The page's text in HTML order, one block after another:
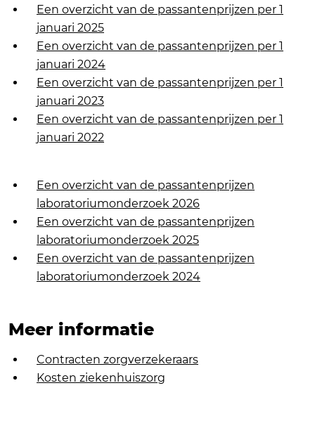
Een overzicht van de passantenprijzen per 1
januari 2025
Een overzicht van de passantenprijzen per 1
januari 2024
Een overzicht van de passantenprijzen per 1
januari 2023
Een overzicht van de passantenprijzen per 1
januari 2022
Een overzicht van de passantenprijzen
laboratoriumonderzoek 2026
Een overzicht van de passantenprijzen
laboratoriumonderzoek 2025
Een overzicht van de passantenprijzen
laboratoriumonderzoek 2024
Meer informatie
Contracten zorgverzekeraars
Kosten ziekenhuiszorg